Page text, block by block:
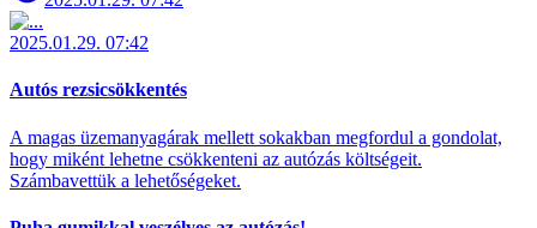
2025.01.29. 07:42
Autós rezsicsökkentés
A magas üzemanyagárak mellett sokakban megfordul a gondolat,
hogy miként lehetne csökkenteni az autózás költségeit.
Számbavettük a lehetőségeket.